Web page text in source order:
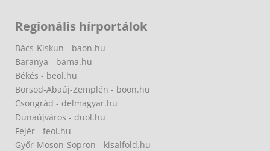
Regionális hírportálok
Bács-Kiskun - baon.hu
Baranya - bama.hu
Békés - beol.hu
Borsod-Abaúj-Zemplén - boon.hu
Csongrád - delmagyar.hu
Dunaújváros - duol.hu
Fejér - feol.hu
Győr-Moson-Sopron - kisalfold.hu